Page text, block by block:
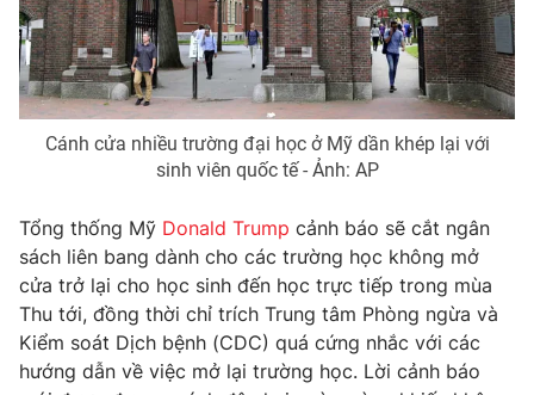
Cánh cửa nhiều trường đại học ở Mỹ dần khép lại với
sinh viên quốc tế - Ảnh: AP
Tổng thống Mỹ Donald Trump cảnh báo sẽ cắt ngân
sách liên bang dành cho các trường học không mở
cửa trở lại cho học sinh đến học trực tiếp trong mùa
Thu tới, đồng thời chỉ trích Trung tâm Phòng ngừa và
Kiểm soát Dịch bệnh (CDC) quá cứng nhắc với các
hướng dẫn về việc mở lại trường học. Lời cảnh báo